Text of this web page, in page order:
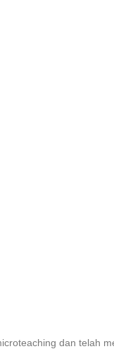
dan telah